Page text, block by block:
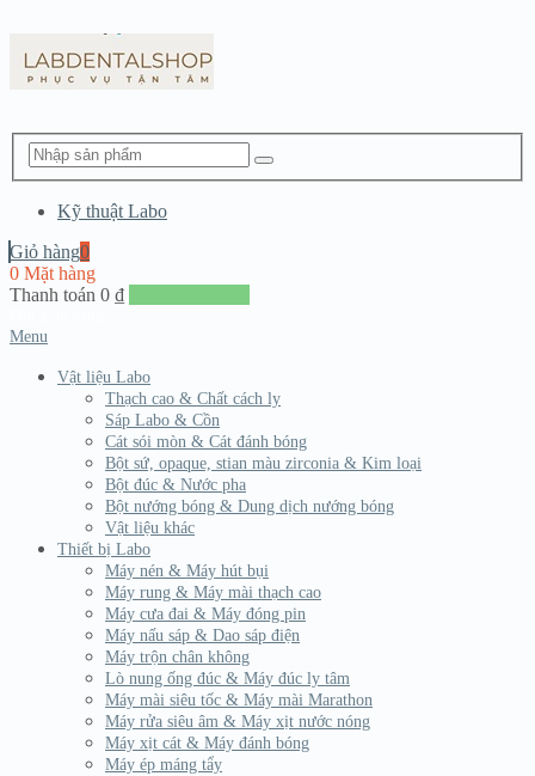
Kỹ thuật Labo
Giỏ hàng0
0 Mặt hàng
Thanh toán 0 ₫
Menu
Vật liệu Labo
Thạch cao & Chất cách ly
Sáp Labo & Cồn
Cát sói mòn & Cát đánh bóng
Bột sứ, opaque, stian màu zirconia & Kim loại
Bột đúc & Nước pha
Bột nướng bóng & Dung dịch nướng bóng
Vật liệu khác
Thiết bị Labo
Máy nén & Máy hút bụi
Máy rung & Máy mài thạch cao
Máy cưa đai & Máy đóng pin
Máy nấu sáp & Dao sáp điện
Máy trộn chân không
Lò nung ống đúc & Máy đúc ly tâm
Máy mài siêu tốc & Máy mài Marathon
Máy rửa siêu âm & Máy xịt nước nóng
Máy xịt cát & Máy đánh bóng
Máy ép máng tẩy